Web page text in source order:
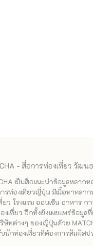
- สื่อการท่องเที่ยว วัฒ
เป็นสื่อแนะนำข้อมูลหลา
รท่องเที่ยวญี่ปุ่น มีเนื้อหาหลา
ยว โรงแรม ออนเซ็น อาหาร
งเที่ยว อีกทั้งยังเผยแพร่ข้อมู
ษัทต่างๆ ของญี่ปุ่นด้วย
นักท่องเที่ยวที่ต้องการสัมผัส